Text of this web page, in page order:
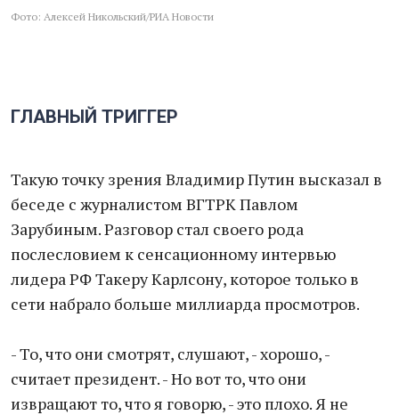
Фото: Алексей Никольский/РИА Новости
ГЛАВНЫЙ ТРИГГЕР
Такую точку зрения Владимир Путин высказал в
беседе с журналистом ВГТРК Павлом
Зарубиным. Разговор стал своего рода
послесловием к сенсационному интервью
лидера РФ Такеру Карлсону, которое только в
сети набрало больше миллиарда просмотров.
- То, что они смотрят, слушают, - хорошо, -
считает президент. - Но вот то, что они
извращают то, что я говорю, - это плохо. Я не